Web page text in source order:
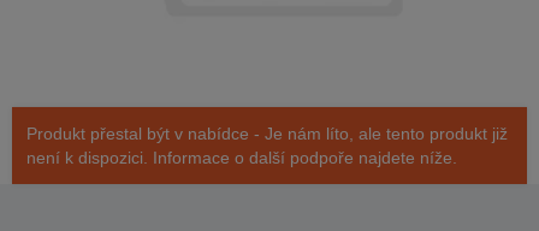
Produkt přestal být v nabídce - Je nám líto, ale tento produkt již
není k dispozici. Informace o další podpoře najdete níže.